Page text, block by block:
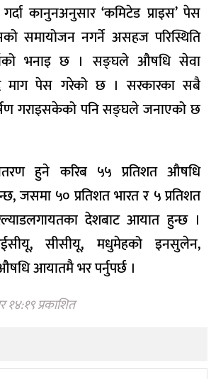
कानुनअनुसार ‘कमिटेड प्राइस’ पेस
समायोजन नगर्ने असहज परिस्थिति
भनाइ छ । सङ्घले औषधि सेवा
माग पेस गरेको छ । सरकारका सबै
गराइसकेको पनि सङ्घले जनाएको छ
हुने करिब ५५ प्रतिशत औषधि
जसमा ५० प्रतिशत भारत र ५ प्रतिशत
देशबाट आयात हुन्छ ।
सीसीयू, मधुमेहको इनसुलेन,
आयातमै भर पर्नुपर्छ ।
१४:१९ प्रकाशित